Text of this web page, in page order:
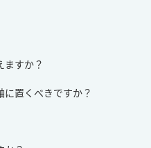
ますか？
置くべきですか？